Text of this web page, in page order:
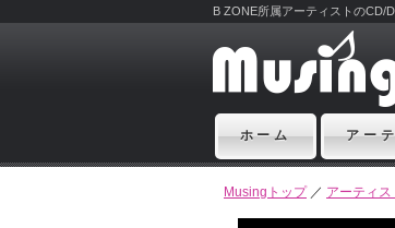
B ZONE所属アーティストのCD/
ホーム アー
Musingトップ／ アーティ